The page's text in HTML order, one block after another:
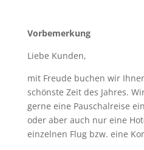
Vorbemerkung
Liebe Kunden,
mit Freude buchen wir
schönste Zeit des Jahres.
gerne eine Pauschalreise
oder aber auch nur eine
einzelnen Flug bzw. eine